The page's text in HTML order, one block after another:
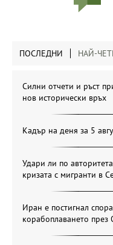
ПОСЛЕДНИ НАЙ-
Силни отчети и ръст
нов исторически връх
Кадър на деня за 5
Удари ли по
кризата с мигранти в
Иран е постигнал
корабоплаването през